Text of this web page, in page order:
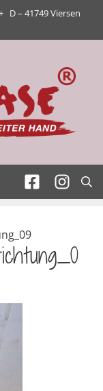
– 41749 Viersen